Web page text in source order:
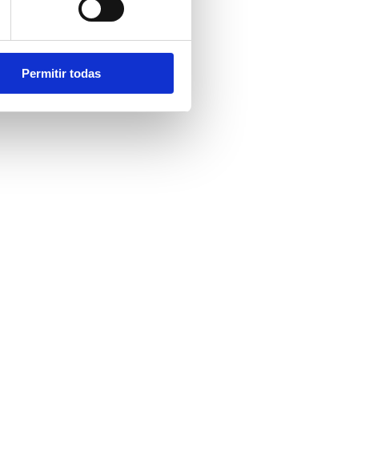
Permitir todas